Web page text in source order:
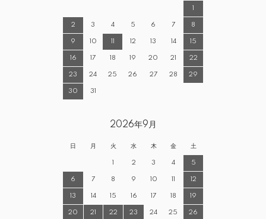
1
2 3 4 5 6 7 8
9 10 11 12 13 14 15
16 17 18 19 20 21 22
23 24 25 26 27 28 29
30 31
2026年9月
日 月 火 水 木 金 土
1 2 3 4 5
6 7 8 9 10 11 12
13 14 15 16 17 18 19
20 21 22 23 24 25 26